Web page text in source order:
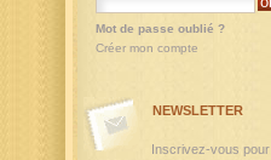
Mot de passe oublié ?
Créer mon compte
NEWSLETTER
Inscrivez-vous pour